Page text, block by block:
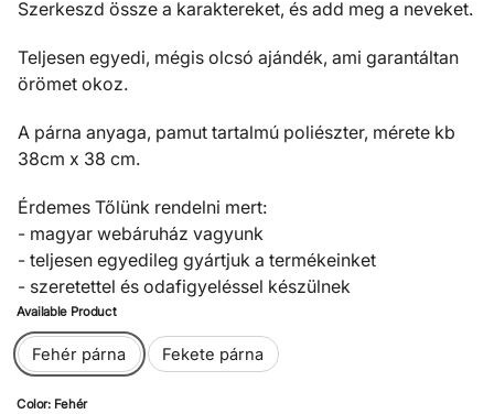
Szerkeszd össze a karaktereket, és add meg a neveket.
Teljesen egyedi, mégis olcsó ajándék, ami garantáltan
örömet okoz.
A párna anyaga, pamut tartalmú poliészter, mérete kb
38cm x 38 cm.
Érdemes Tőlünk rendelni mert:
- magyar webáruház vagyunk
- teljesen egyedileg gyártjuk a termékeinket
- szeretettel és odafigyeléssel készülnek
Available Product
Fehér párna Fekete párna
Color: Fehér